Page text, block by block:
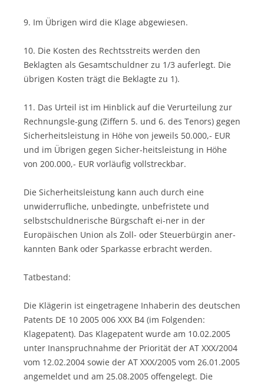
9. Im Übrigen wird die Klage abgewiesen.
10. Die Kosten des Rechtsstreits werden den
Beklagten als Gesamtschuldner zu 1/3 auferlegt. Die
übrigen Kosten trägt die Beklagte zu 1).
11. Das Urteil ist im Hinblick auf die Verurteilung zur
Rechnungsle-gung (Ziffern 5. und 6. des Tenors) gegen
Sicherheitsleistung in Höhe von jeweils 50.000,- EUR
und im Übrigen gegen Sicher-heitsleistung in Höhe
von 200.000,- EUR vorläufig vollstreckbar.
Die Sicherheitsleistung kann auch durch eine
unwiderrufliche, unbedingte, unbefristete und
selbstschuldnerische Bürgschaft ei-ner in der
Europäischen Union als Zoll- oder Steuerbürgin aner-
kannten Bank oder Sparkasse erbracht werden.
Tatbestand:
Die Klägerin ist eingetragene Inhaberin des deutschen
Patents DE 10 2005 006 XXX B4 (im Folgenden:
Klagepatent). Das Klagepatent wurde am 10.02.2005
unter Inanspruchnahme der Priorität der AT XXX/2004
vom 12.02.2004 sowie der AT XXX/2005 vom 26.01.2005
angemeldet und am 25.08.2005 offengelegt. Die